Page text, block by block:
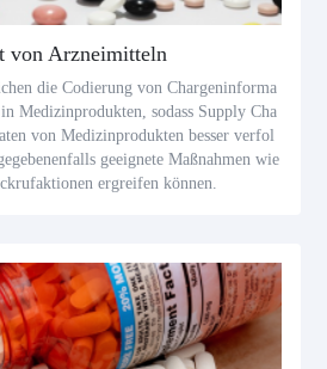
von Arzneimitteln
die Codierung von Chargeninforma
Medizinprodukten, sodass Supply Cha
von Medizinprodukten besser verfol
geeignete Maßnahmen wie
ergreifen können.